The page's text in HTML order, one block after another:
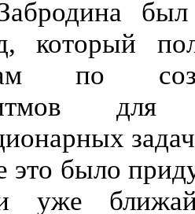
был
который
по
для
это было
уже